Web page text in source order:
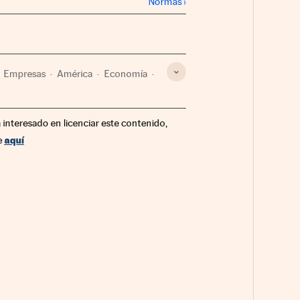
Empresas América Economía
interesado en licenciar este contenido,
aquí